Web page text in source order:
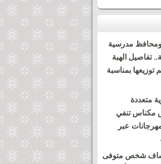
ومحافظ مدرسية
تفاصيل الهبة
توزيعها بمناسبة
متعددة
مكناس تنفي
عبر
شخص متوفى